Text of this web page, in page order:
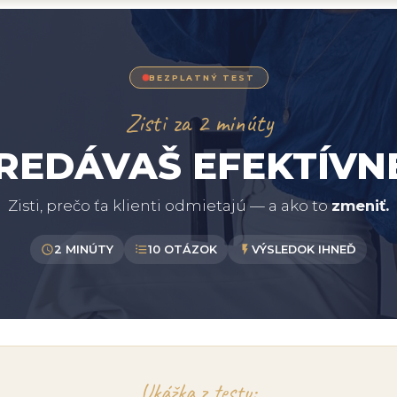
BEZPLATNÝ TEST
Zisti za 2 minúty
Zisti, prečo ťa klienti odmietajú — a ako tozmeniť.
2 MINÚTY 10 OTÁZOK VÝSLEDOK IHNEĎ